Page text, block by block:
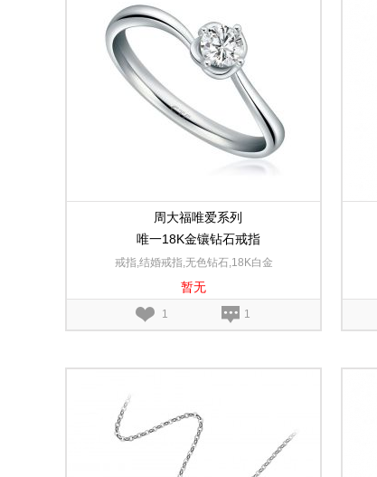
周大福唯爱系列
唯一18K金镶钻石戒指
戒指,结婚戒指,无色钻石,18K白金
暂无
1 1